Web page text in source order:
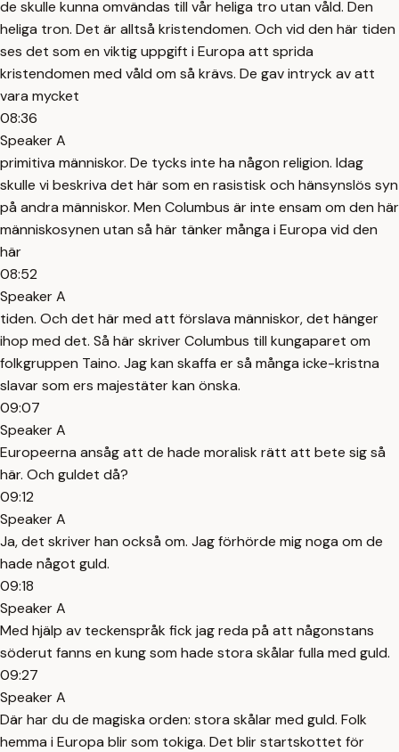
de skulle kunna omvändas till vår heliga tro utan våld. Den
heliga tron. Det är alltså kristendomen. Och vid den här tiden
ses det som en viktig uppgift i Europa att sprida
kristendomen med våld om så krävs. De gav intryck av att
vara mycket
08:36
Speaker A
primitiva människor. De tycks inte ha någon religion. Idag
skulle vi beskriva det här som en rasistisk och hänsynslös syn
på andra människor. Men Columbus är inte ensam om den här
människosynen utan så här tänker många i Europa vid den
här
08:52
Speaker A
tiden. Och det här med att förslava människor, det hänger
ihop med det. Så här skriver Columbus till kungaparet om
folkgruppen Taino. Jag kan skaffa er så många icke-kristna
slavar som ers majestäter kan önska.
09:07
Speaker A
Europeerna ansåg att de hade moralisk rätt att bete sig så
här. Och guldet då?
09:12
Speaker A
Ja, det skriver han också om. Jag förhörde mig noga om de
hade något guld.
09:18
Speaker A
Med hjälp av teckenspråk fick jag reda på att någonstans
söderut fanns en kung som hade stora skålar fulla med guld.
09:27
Speaker A
Där har du de magiska orden: stora skålar med guld. Folk
hemma i Europa blir som tokiga. Det blir startskottet för